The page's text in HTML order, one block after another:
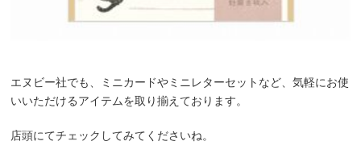
エヌビー社でも、ミニカードやミニレターセットなど、気軽にお使
いいただけるアイテムを取り揃えております。
店頭にてチェックしてみてくださいね。